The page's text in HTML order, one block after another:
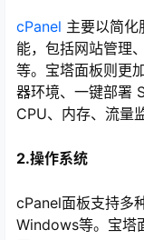
cPanel 主要以简化
能，包括网站管理
等。宝塔面板则更
器环境、一键部署
CPU、内存、流量
2.操作系统
cPanel面板支持多
Windows等。宝塔